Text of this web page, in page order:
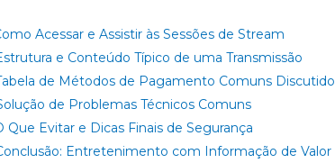
Acessar e Assistir às Sessões de Stream
e Conteúdo Típico de uma Transmissão
de Métodos de Pagamento Comuns
de Problemas Técnicos Comuns
Que Evitar e Dicas Finais de Segurança
Entretenimento com Informação de Valor